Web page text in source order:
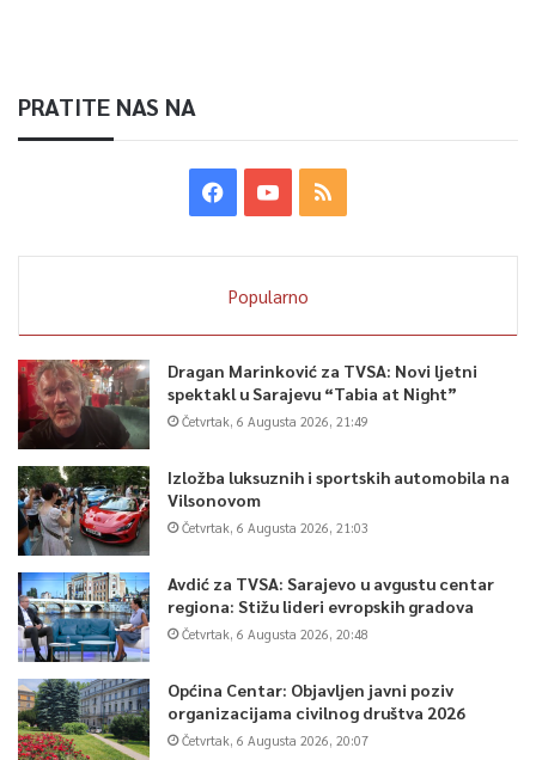
PRATITE NAS NA
Popularno
Dragan Marinković za TVSA: Novi ljetni
spektakl u Sarajevu “Tabia at Night”
Četvrtak, 6 Augusta 2026, 21:49
Izložba luksuznih i sportskih automobila na
Vilsonovom
Četvrtak, 6 Augusta 2026, 21:03
Avdić za TVSA: Sarajevo u avgustu centar
regiona: Stižu lideri evropskih gradova
Četvrtak, 6 Augusta 2026, 20:48
Općina Centar: Objavljen javni poziv
organizacijama civilnog društva 2026
Četvrtak, 6 Augusta 2026, 20:07